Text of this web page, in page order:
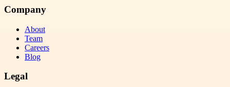
Company
About
Team
Careers
Blog
Legal